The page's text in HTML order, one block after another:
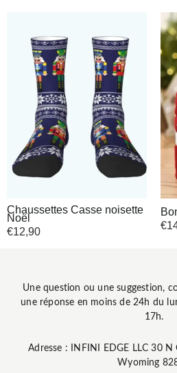
Chaussettes Casse noisette
Noël
€12,90
€
Une question ou une suggestion,
une réponse en moins de 24h du
17h.
Adresse : INFINI EDGE LLC 30 N
Wyoming